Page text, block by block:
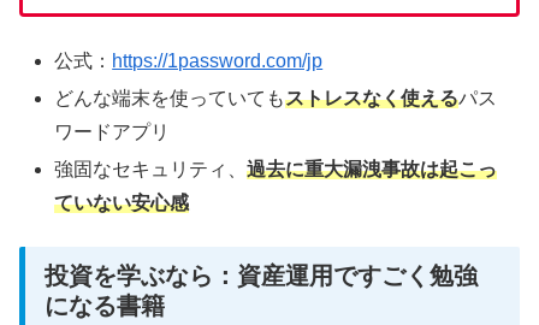
公式： https://1password.com/jp
どんな端末を使っていてもストレスなく使えるパス
ワードアプリ
強固なセキュリティ、過去に重大漏洩事故は起こっ
ていない安心感
投資を学ぶなら：資産運用ですごく勉強
になる書籍